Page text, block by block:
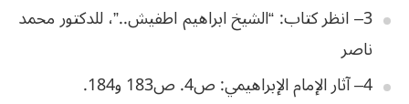
3
–انظركتاب: “الشيخابراهيماطفيش..”،للدكتورمحمد
ناصر
4
–آثارالإمامالإبراهيمي:ص4 .ص183 و184 .